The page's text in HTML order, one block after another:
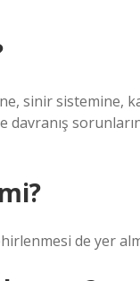
sinir sistemine,
davranış
de yer